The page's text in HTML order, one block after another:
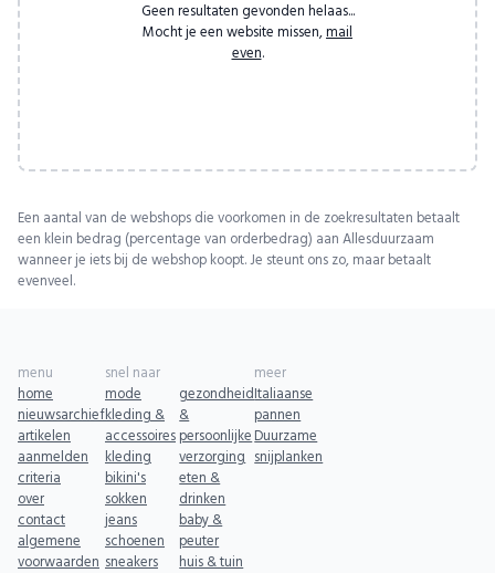
Geen resultaten gevonden helaas...
Mocht je een website missen, mail
even.
Een aantal van de webshops die voorkomen in de zoekresultaten betaalt
een klein bedrag (percentage van orderbedrag) aan Allesduurzaam
wanneer je iets bij de webshop koopt. Je steunt ons zo, maar betaalt
evenveel.
menu
home
nieuwsarchief
artikelen
aanmelden
criteria
over
contact
algemene
voorwaarden
snel naar
mode
kleding &
accessoires
kleding
bikini's
sokken
jeans
schoenen
sneakers
gezondheid
&
persoonlijke
verzorging
eten &
drinken
baby &
peuter
huis & tuin
meer
Italiaanse
pannen
Duurzame
snijplanken